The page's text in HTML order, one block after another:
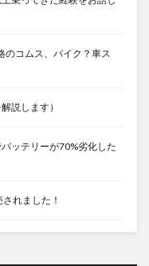
のコムス、バイク？車ス
説します）
ッテリーが70%劣化した
れました！